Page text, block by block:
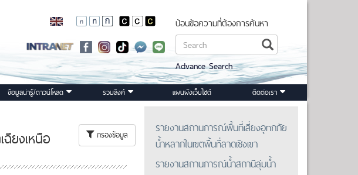
ป้อนข้อความที่ต้องการค้นหา
Advance Search
ข้อมูลน่ารู้/ดาวน์โหลด รวมลิงค์ แผนผังเว็บไซต์ ติดต่อเรา
ยงเหนือ กรองข้อมูล
รายงานสถานการณ์พื้นที่เสี่ยงอุทกภัย
น้ำหลากในเขตพื้นที่ลาดเชิงเขา
รายงานสถานการณ์น้ำสถานีลุ่มน้ำ